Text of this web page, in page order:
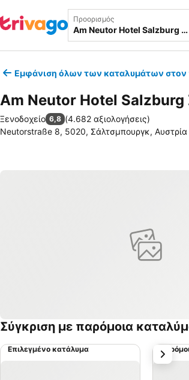
Προορισμός
Εμφάνιση όλων των καταλυμάτων στον
Am Neutor Hotel Salzburg
Ξενοδοχείο 6,8 (4.682 αξιολογήσεις)
Neutorstraße 8, 5020, Σάλτσμπουργκ, Αυστρία
Σύγκριση με παρόμοια
Επιλεγμένο κατάλυμα